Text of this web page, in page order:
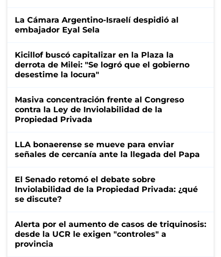
La Cámara Argentino-Israelí despidió al
embajador Eyal Sela
Kicillof buscó capitalizar en la Plaza la
derrota de Milei: "Se logró que el gobierno
desestime la locura"
Masiva concentración frente al Congreso
contra la Ley de Inviolabilidad de la
Propiedad Privada
LLA bonaerense se mueve para enviar
señales de cercanía ante la llegada del Papa
El Senado retomó el debate sobre
Inviolabilidad de la Propiedad Privada: ¿qué
se discute?
Alerta por el aumento de casos de triquinosis:
desde la UCR le exigen "controles" a
provincia